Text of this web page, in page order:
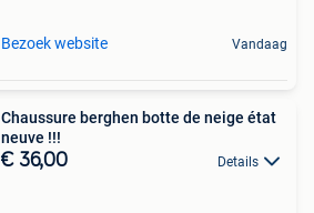
Bezoek website Vandaag
Chaussure berghen botte de neige état
neuve !!!
€ 36,00 Details